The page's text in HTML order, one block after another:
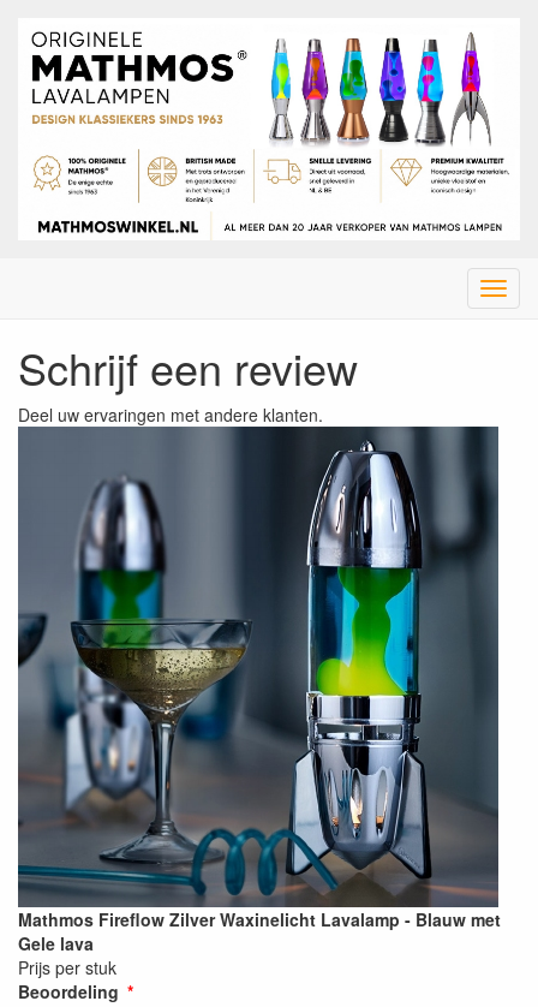
Menu
Schrijf een review
Deel uw ervaringen met andere klanten.
Mathmos Fireflow Zilver Waxinelicht Lavalamp - Blauw met
Gele lava
Prijs per stuk
Beoordeling